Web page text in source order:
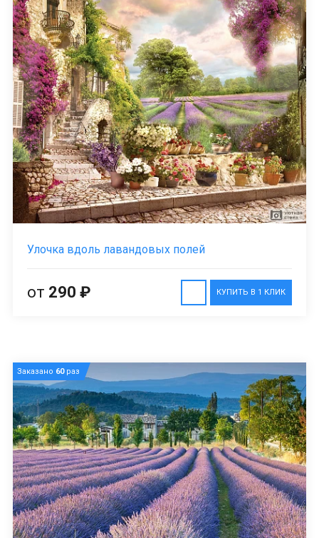
Улочка вдоль лавандовых полей
КУПИТЬ В 1 КЛИК
от 290 ₽
Заказано 60раз